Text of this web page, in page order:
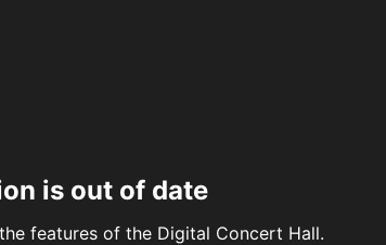
is out of date
features of the Digital Concert Hall.